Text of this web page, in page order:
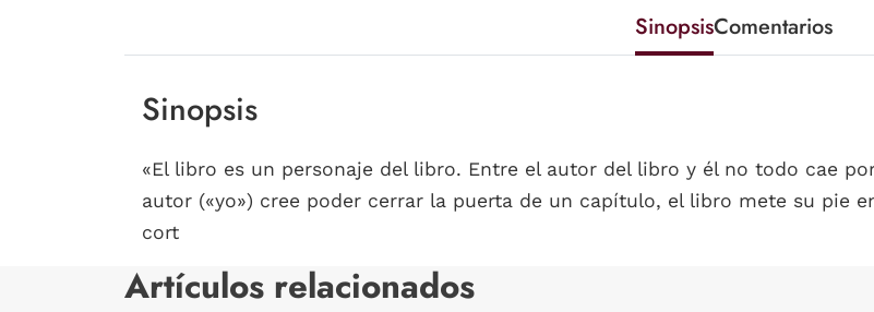
SinopsisComentarios
Sinopsis
«El libro es un personaje del libro. Entre el autor del libro y él no todo cae
autor («yo») cree poder cerrar la puerta de un capítulo, el libro mete su pie
cort
Artículos relacionados